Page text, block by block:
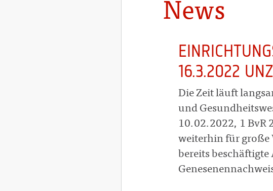
News
16.3.2022
Die Zeit läuft
und
10.02.2022, 1 BvR
weiterhin für große
bereits